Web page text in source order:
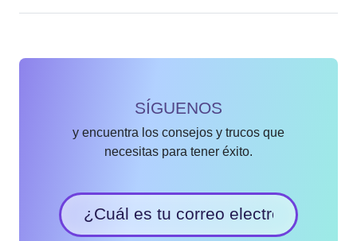
SÍGUENOS
y encuentra los consejos y trucos que
necesitas para tener éxito.